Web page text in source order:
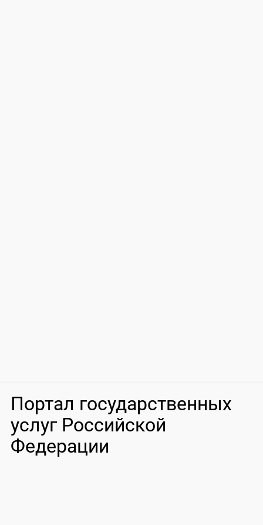
Портал государственных
услуг Российской
Федерации